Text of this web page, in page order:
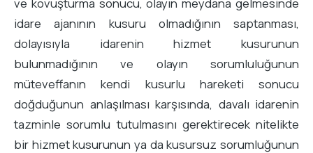
idare ajanının kusuru olmadığının saptanması,
dolayısıyla idarenin hizmet kusurunun
bulunmadığının ve olayın sorumluluğunun
müteveffanın kendi kusurlu hareketi sonucu
doğduğunun anlaşılması karşısında, davalı idarenin
tazminle sorumlu tutulmasını gerektirecek nitelikte
bir hizmet kusurunun ya da kusursuz sorumluğunun